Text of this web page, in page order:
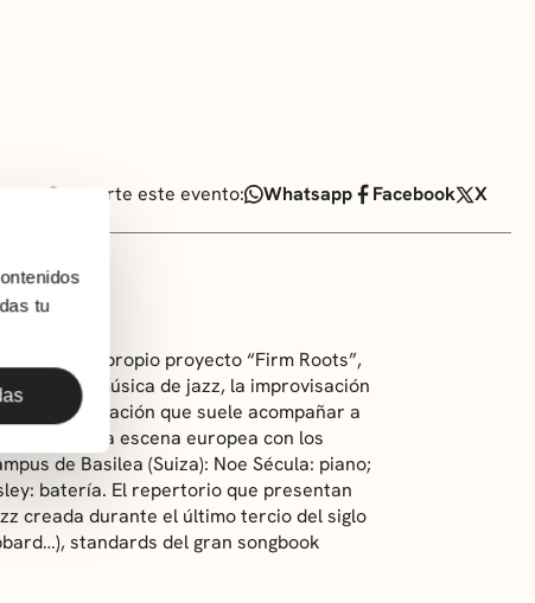
tu
Comparte este evento: Whatsapp Facebook X
su propio proyecto “Firm Roots”,
por la música de jazz, la improvisación
La formación que suele acompañar a
de la escena europea con los
de Basilea (Suiza): Noe Sécula: piano;
batería. El repertorio que presentan
creada durante el último tercio del siglo
standards del gran songbook